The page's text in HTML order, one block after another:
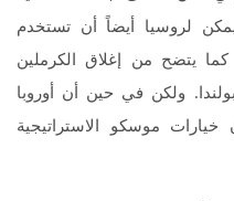
يمكن لروسيا أيضاً أن تستخدم
كما يتضح من إغلاق الكرملين
ولكن في حين أن أوروبا
موسكو الاستراتيجية